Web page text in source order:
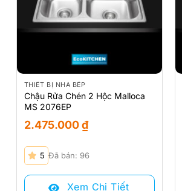
THIẾT BỊ NHÀ BẾP
Chậu Rửa Chén 2 Hộc Malloca
MS 2076EP
2.475.000₫
5 Đã bán: 96
Xem Chi Tiết